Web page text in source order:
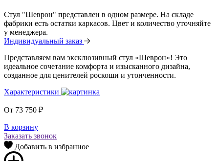
Стул "Шеврон" представлен в одном размере. На складе
фабрики есть остатки каркасов. Цвет и количество уточняйте
у менеджера.
Индивидуальный заказ
Представляем вам эксклюзивный стул «Шеврон»! Это
идеальное сочетание комфорта и изысканного дизайна,
созданное для ценителей роскоши и утонченности.
Характеристики
От 73 750 ₽
В корзину
Заказать звонок
Добавить в избранное